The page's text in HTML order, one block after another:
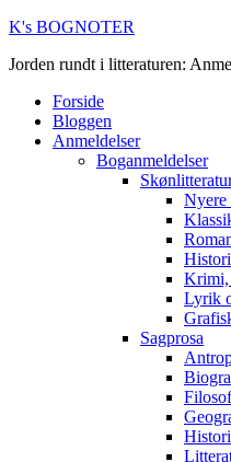
K's BOGNOTER
Jorden rundt i litteraturen:
Forside
Bloggen
Anmeldelser
Boganmeldelser
Nyere
Krimi,
Lyrik
Sagprosa